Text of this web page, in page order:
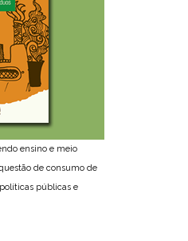
ensino e meio
de consumo de
públicas e